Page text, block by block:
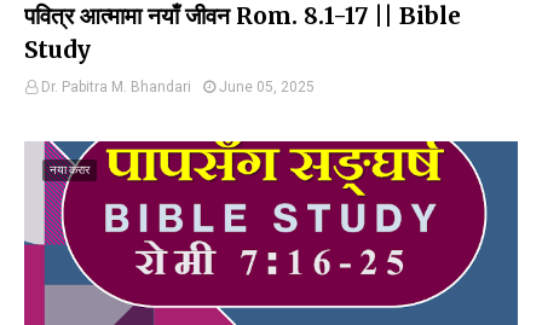
पवित्र आत्मामा नयाँ जीवन Rom. 8.1-17 || Bible
Study
Dr. Pabitra M. Bhandari June 05, 2025
नया करार